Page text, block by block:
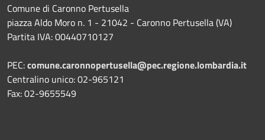
Comune di Caronno Pertusella
piazza Aldo Moro n. 1 - 21042 - Caronno Pertusella (VA)
Partita IVA: 00440710127
PEC:comune.caronnopertusella@pec.regione.lombardia.it
Centralino unico: 02-965121
Fax: 02-9655549